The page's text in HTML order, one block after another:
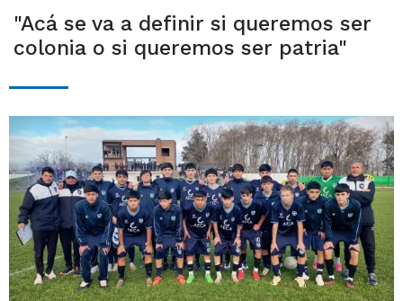
"Acá se va a definir si queremos ser
colonia o si queremos ser patria"